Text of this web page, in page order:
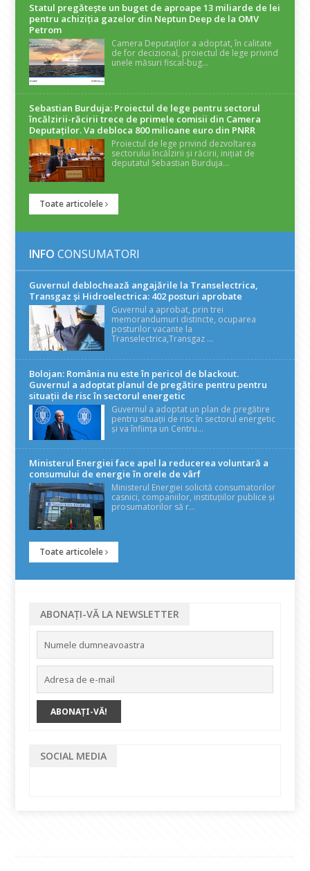
Statul pregătește un buget de aproape 13 miliarde de lei
pentru achiziția gazelor din Neptun Deep de la OMV
Petrom
Camera Deputaților a adoptat, în calitate
de for decizional, proiectul de lege privind
unele măsuri fiscal-bug...
Sebastian Burduja: Proiectul de lege pentru sectorul
încălzirii-răcirii trece de primele comisii din Camera
Deputaților. Va debloca 800 milioane euro din PNRR
Proiectul de lege privind dezvoltarea
sectorului încălzirii și răcirii, inițiat de
deputatul Sebastian Burduja...
Toate articolele
INFO CONSUMATORI
Guvernul deblochează angajările la Transelectrica,
Transgaz și Hidroelectrica: 402 posturi aprobate
Guvernul a aprobat, prin trei
memorandumuri distincte, ocuparea
posturilor vacante la
Transelectrica,Transgaz ...
Bolojan: România nu este în pericol de blackout.
Guvernul a adoptat planul de pregătire pentru pentru
situații de risc în sectorul energetic
Guvernul a adoptat un plan de pregătire
pentru situații de risc în sectorul energetic
și va înființa un Centru...
Ministerul Energiei face apel la reducerea voluntară a
consumului de energie în orele de vârf
Ministerul Energiei solicită consumatorilor
casnici, companiilor, instituțiilor publice și
prosumatorilor să r...
Toate articolele
ABONAȚI-VĂ LA NEWSLETTER
SOCIAL MEDIA